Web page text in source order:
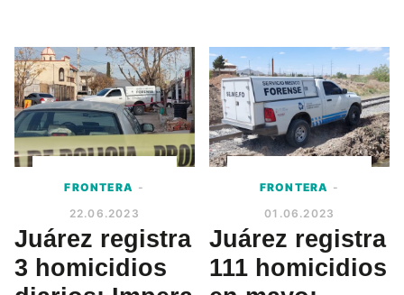
FRONTERA -
22.06.2023
Juárez registra
3 homicidios
FRONTERA -
01.06.2023
Juárez registra
111 homicidios